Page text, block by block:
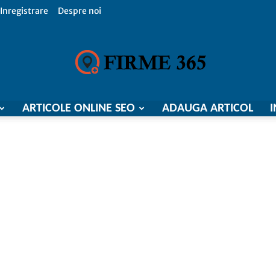
Inregistrare Despre noi
Firme
ARTICOLE ONLINE SEO ADAUGA ARTICOL